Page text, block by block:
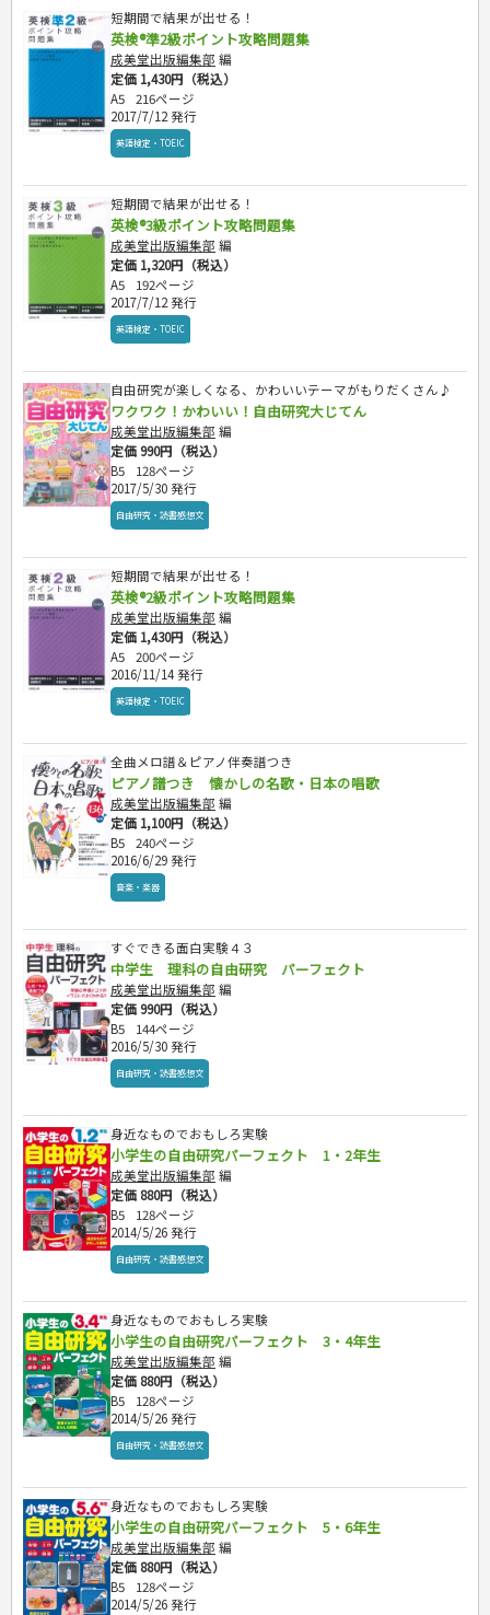
短期間で結果が出せる！
英検®準2級ポイント攻略問題集
成美堂出版編集部 編
定価 1,430円（税込）
A5
216ページ
2017/7/12 発行
英語検定・TOEIC
短期間で結果が出せる！
英検®3級ポイント攻略問題集
成美堂出版編集部 編
定価 1,320円（税込）
A5
192ページ
2017/7/12 発行
英語検定・TOEIC
自由研究が楽しくなる、かわいいテーマがもりだくさん♪
ワクワク！かわいい！自由研究大じてん
成美堂出版編集部 編
定価 990円（税込）
B5
128ページ
2017/5/30 発行
自由研究・読書感想文
短期間で結果が出せる！
英検®2級ポイント攻略問題集
成美堂出版編集部 編
定価 1,430円（税込）
A5
200ページ
2016/11/14 発行
英語検定・TOEIC
全曲メロ譜＆ピアノ伴奏譜つき
ピアノ譜つき 懐かしの名歌・日本の唱歌
成美堂出版編集部 編
定価 1,100円（税込）
B5
240ページ
2016/6/29 発行
音楽・楽器
すぐできる面白実験４３
中学生 理科の自由研究 パーフェクト
成美堂出版編集部 編
定価 990円（税込）
B5
144ページ
2016/5/30 発行
自由研究・読書感想文
身近なものでおもしろ実験
小学生の自由研究パーフェクト 1・2年生
成美堂出版編集部 編
定価 880円（税込）
B5
128ページ
2014/5/26 発行
自由研究・読書感想文
身近なものでおもしろ実験
小学生の自由研究パーフェクト 3・4年生
成美堂出版編集部 編
定価 880円（税込）
B5
128ページ
2014/5/26 発行
自由研究・読書感想文
身近なものでおもしろ実験
小学生の自由研究パーフェクト 5・6年生
成美堂出版編集部 編
定価 880円（税込）
B5
128ページ
2014/5/26 発行